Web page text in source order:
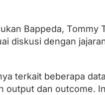
Bappeda, Tommy
diskusi dengan
terkait beberapa
output dan outcome.